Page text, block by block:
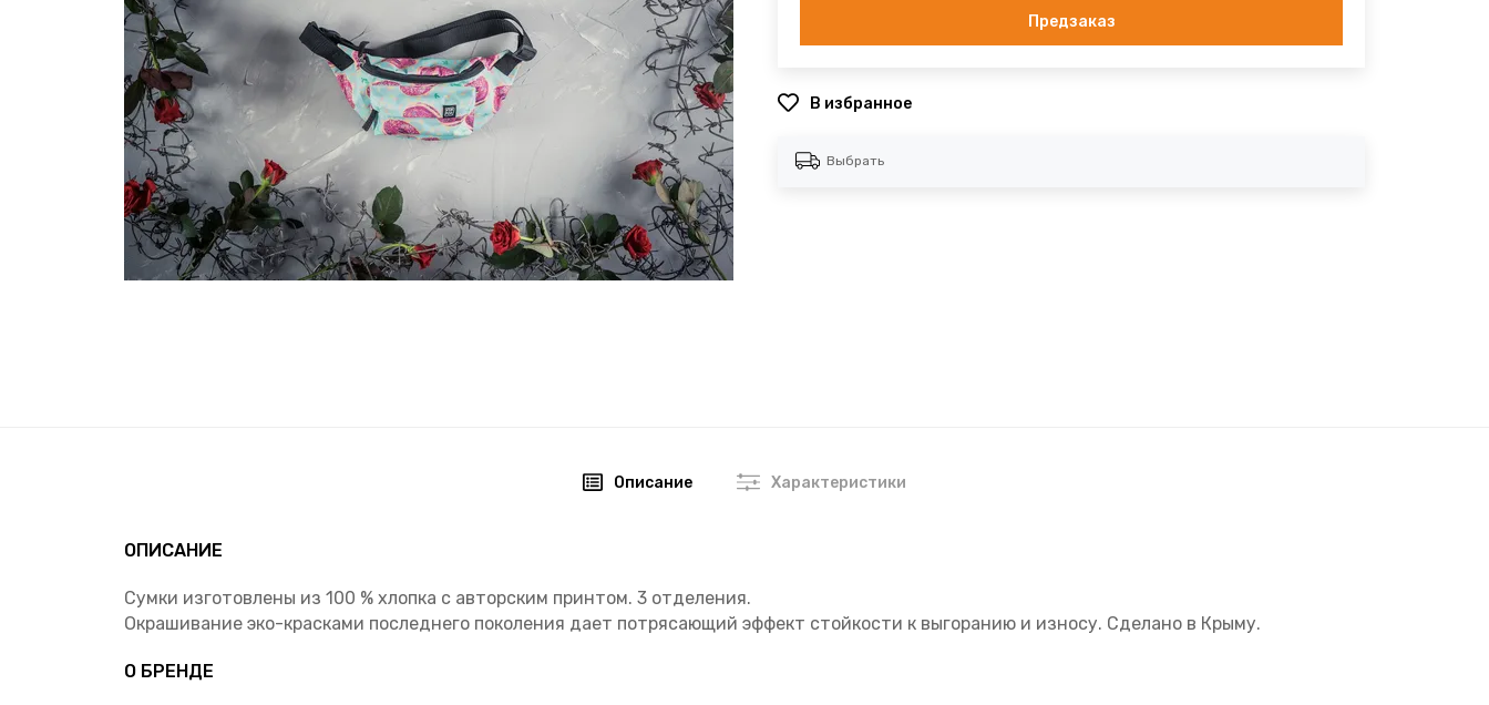
Предзаказ
В избранное
Выбрать
Описание Характеристики
ОПИСАНИЕ
Сумки изготовлены из 100 % хлопка с авторским принтом. 3 отделения.
Окрашивание эко-красками последнего поколения дает потрясающий эффект стойкости к выгоранию и износу. Сделано в Крыму.
О БРЕНДЕ